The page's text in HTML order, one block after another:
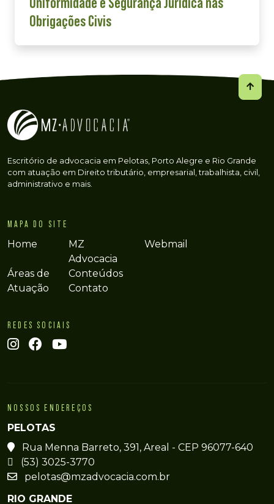
Obrigações Civis
Escritório de advocacia em Pelotas, Porto Alegre e Rio Grande
com atuação em Direito tributário, empresarial, trabalhista, civil,
administrativo e mais.
MAPA DO SITE
Home
MZ
Advocacia
Áreas de
Atuação
Conteúdos
Contato
Webmail
REDES SOCIAIS
NOSSOS ENDEREÇOS
PELOTAS
Rua Menna Barreto, 391, Areal - CEP 96077-640
(53) 3025-3770
pelotas@mzadvocacia.com.br
RIO GRANDE